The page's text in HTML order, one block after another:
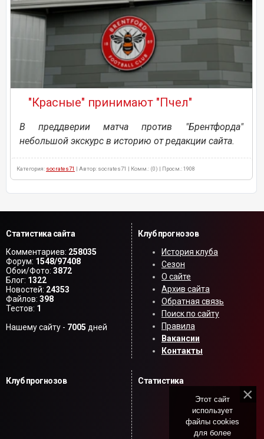
"Красные" принимают "Пчел"
В преддверии матча против "Брентфорда"
небольшой экскурс в историю от редакции сайта.
Категория: socrates71 | Автор: socrates71 | Комм.: (0) | Просм.: 1908
Статистика сайта
Комментариев: 258035
Форум: 1548/97408
Обои/Фото: 3872
Блог: 1322
Новостей: 24353
Файлов: 398
Тестов: 1
Нашему сайту - 7005 дней
Клуб прогнозов
История клуба
Сезон
О сайте
Архив сайта
Обратная связь
Поиск по сайту
Правила
Вакансии
Контакты
Клуб прогнозов Статистика
Этот сайт
использует
файлы cookies
для более